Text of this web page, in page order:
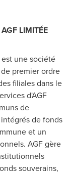
LIMITÉE
est une société
premier ordre
filiales dans le
d'AGF
de
de fonds
et un
AGF gère
souverains,